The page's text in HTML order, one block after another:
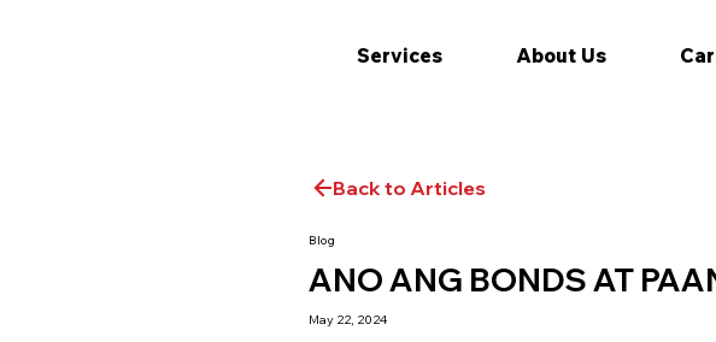
Services About Us
Back to Articles
Blog
ANO ANG BONDS AT
May 22, 2024